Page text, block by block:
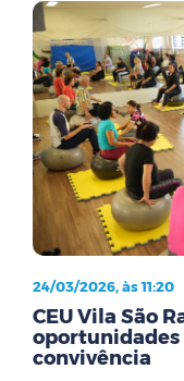
24/03/2026, às 11:20
CEU Vila São
oportunidades
convivência